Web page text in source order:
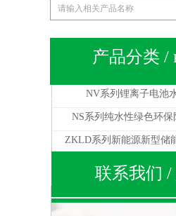
联系我们 /
全部分类
NV系列锂离子电池
NS系列纯水性绿色环保
ZKLD系列新能源新型储
产品分类 /